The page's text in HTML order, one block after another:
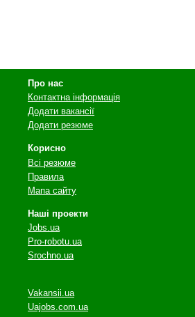
Про нас
Контактна інформація
Додати вакансії
Додати резюме
Корисно
Всі резюме
Правила
Мапа сайту
Наші проекти
Jobs.ua
Pro-robotu.ua
Srochno.ua
Vakansii.ua
Uajobs.com.ua